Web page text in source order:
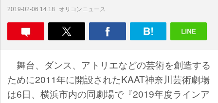
2019-02-06 14:18 オリコンニュース
舞台、ダンス、アトリエなどの芸術を創造する
ために2011年に開設されたKAAT神奈川芸術劇場
は6日、横浜市内の同劇場で『2019年度ラインア